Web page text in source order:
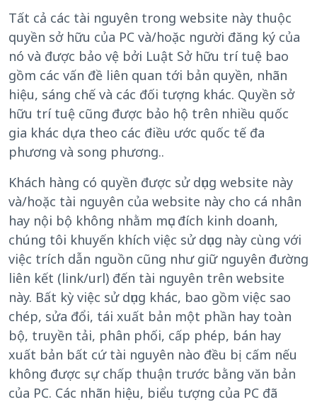
Tất cả các tài nguyên trong website này thuộc
quyền sở hữu của PC và/hoặc người đăng ký của
nó và được bảo vệ bởi Luật Sở hữu trí tuệ bao
gồm các vấn đề liên quan tới bản quyền, nhãn
hiệu, sáng chế và các đối tượng khác. Quyền sở
hữu trí tuệ cũng được bảo hộ trên nhiều quốc
gia khác dựa theo các điều ước quốc tế đa
phương và song phương..
Khách hàng có quyền được sử dụng website này
và/hoặc tài nguyên của website này cho cá nhân
hay nội bộ không nhằm mục đích kinh doanh,
chúng tôi khuyến khích việc sử dụng này cùng với
việc trích dẫn nguồn cũng như giữ nguyên đường
liên kết (link/url) đến tài nguyên trên website
này. Bất kỳ việc sử dụng khác, bao gồm việc sao
chép, sửa đổi, tái xuất bản một phần hay toàn
bộ, truyền tải, phân phối, cấp phép, bán hay
xuất bản bất cứ tài nguyên nào đều bị cấm nếu
không được sự chấp thuận trước bằng văn bản
của PC. Các nhãn hiệu, biểu tượng của PC đã